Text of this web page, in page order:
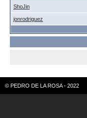
ShoJin
jonrodriguez
© PEDRO DE LA ROSA - 2022